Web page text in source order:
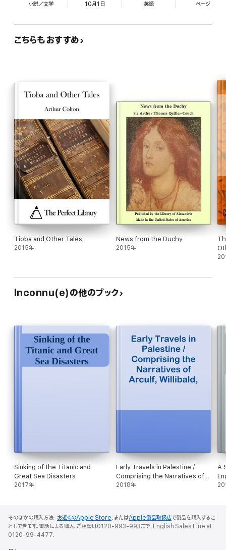
小説／文学 10月1日 英語 ページ
こちらもおすすめ
Tioba and Other Tales
2015年
News from the Duchy
2015年
Inconnu(e)の他のブック
Sinking of the Titanic and
Great Sea Disasters
2017年
Early Travels in Palestine /
Comprising the Narratives of
Arculf, Willibald, Bernard,
Maundrell
2018年
A
そのほかの購入方法： お近くのApple Store、またはApple製品取扱店で製品を購入するこ
ともできます。電話による購入、ご相談は0120-993-993まで。English Sales Line at
0120-99-4477.